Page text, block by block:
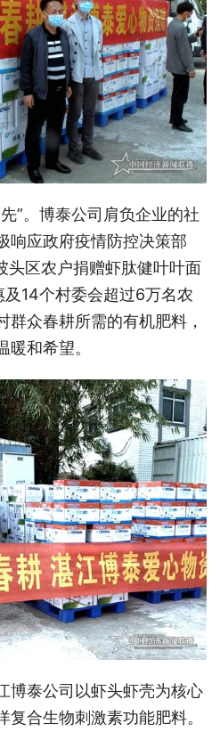
”。博泰公司肩负企业的社
响应政府疫情防控决策部
区农户捐赠虾肽健叶叶面
14个村委会超过6万名农
群众春耕所需的有机肥料，
和希望。
博泰公司以虾头虾壳为核心
复合生物刺激素功能肥料。